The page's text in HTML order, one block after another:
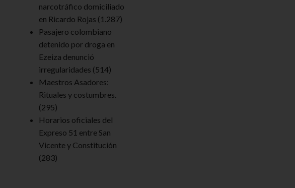
narcotráfico domiciliado
en Ricardo Rojas (1.287)
Pasajero colombiano
detenido por droga en
Ezeiza denunció
irregularidades (514)
Maestros Asadores:
Rituales y costumbres.
(295)
Horarios oficiales del
Expreso 51 entre San
Vicente y Constitución
(283)